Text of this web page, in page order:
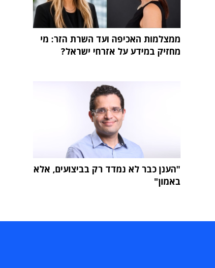
ממצלמות האכיפה ועד השרת הזר: מי
מחזיק במידע על אזרחי ישראל?
"הענן כבר לא נמדד רק בביצועים, אלא
באמון"